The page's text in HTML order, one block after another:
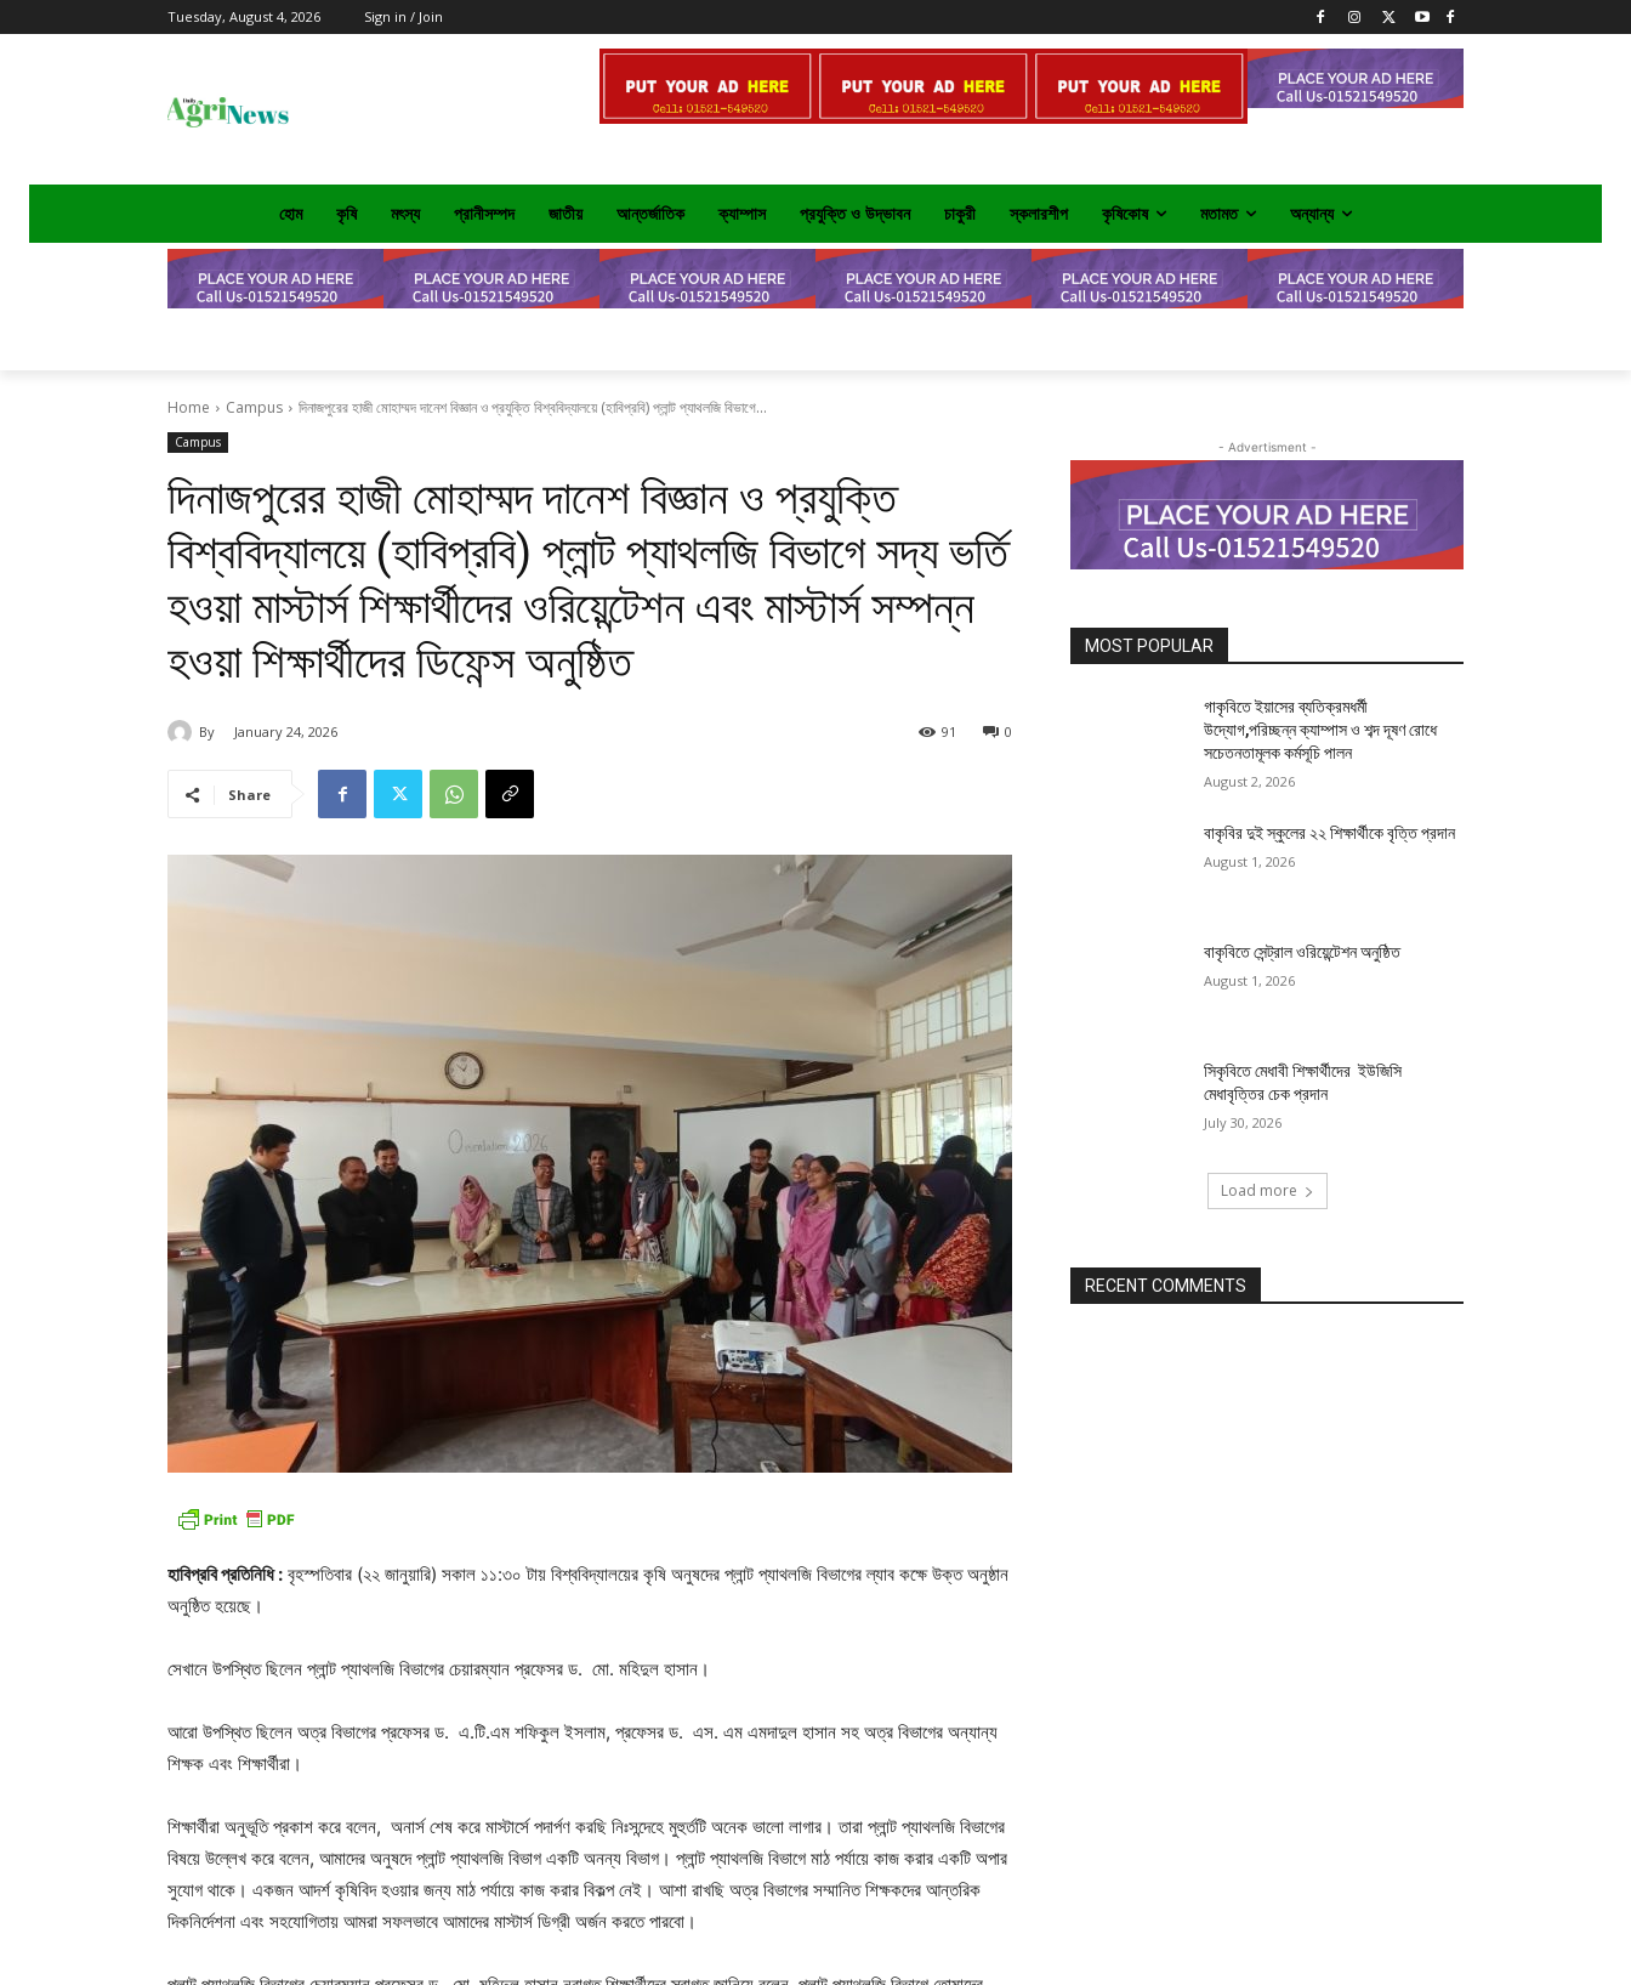
Tuesday, August 4, 2026 Sign in / Join
হোম কৃষি মৎস্য প্রানীসম্পদ জাতীয় আন্তর্জাতিক ক্যাম্পাস প্রযুক্তি ও উদ্ভাবন চাকুরী স্কলারশীপ কৃষিকোষ মতামত অন্যান্য
Home Campus দিনাজপুরের হাজী মোহাম্মদ দানেশ বিজ্ঞান ও প্রযুক্তি বিশ্ববিদ্যালয়ে (হাবিপ্রবি) প্লান্ট প্যাথলজি বিভাগে...
Campus
দিনাজপুরের হাজী মোহাম্মদ দানেশ বিজ্ঞান ও প্রযুক্তি
বিশ্ববিদ্যালয়ে (হাবিপ্রবি) প্লান্ট প্যাথলজি বিভাগে সদ্য ভর্তি
হওয়া মাস্টার্স শিক্ষার্থীদের ওরিয়েন্টেশন এবং মাস্টার্স সম্পন্ন
হওয়া শিক্ষার্থীদের ডিফেন্স অনুষ্ঠিত
By January 24, 2026 0
91
Share
হাবিপ্রবি প্রতিনিধি : বৃহস্পতিবার (২২ জানুয়ারি) সকাল ১১:৩০ টায় বিশ্ববিদ্যালয়ের কৃষি অনুষদের প্লান্ট প্যাথলজি বিভাগের ল্যাব কক্ষে উক্ত অনুষ্ঠান
অনুষ্ঠিত হয়েছে।
সেখানে উপস্থিত ছিলেন প্লান্ট প্যাথলজি বিভাগের চেয়ারম্যান প্রফেসর ড. মো. মহিদুল হাসান।
আরো উপস্থিত ছিলেন অত্র বিভাগের প্রফেসর ড. এ.টি.এম শফিকুল ইসলাম, প্রফেসর ড. এস. এম এমদাদুল হাসান সহ অত্র বিভাগের অন্যান্য
শিক্ষক এবং শিক্ষার্থীরা।
শিক্ষার্থীরা অনুভূতি প্রকাশ করে বলেন, অনার্স শেষ করে মাস্টার্সে পদার্পণ করছি নিঃসন্দেহে মুহুর্তটি অনেক ভালো লাগার। তারা প্লান্ট প্যাথলজি বিভাগের
বিষয়ে উল্লেখ করে বলেন, আমাদের অনুষদে প্লান্ট প্যাথলজি বিভাগ একটি অনন্য বিভাগ। প্লান্ট প্যাথলজি বিভাগে মাঠ পর্যায়ে কাজ করার একটি অপার
সুযোগ থাকে। একজন আদর্শ কৃষিবিদ হওয়ার জন্য মাঠ পর্যায়ে কাজ করার বিকল্প নেই। আশা রাখছি অত্র বিভাগের সম্মানিত শিক্ষকদের আন্তরিক
দিকনির্দেশনা এবং সহযোগিতায় আমরা সফলভাবে আমাদের মাস্টার্স ডিগ্রী অর্জন করতে পারবো।
- Advertisment -
MOST POPULAR
গাকৃবিতে ইয়াসের ব্যতিক্রমধর্মী
উদ্যোগ,পরিচ্ছন্ন ক্যাম্পাস ও শব্দ দূষণ রোধে
সচেতনতামূলক কর্মসূচি পালন
August 2, 2026
বাকৃবির দুই স্কুলের ২২ শিক্ষার্থীকে বৃত্তি প্রদান
August 1, 2026
বাকৃবিতে সেন্ট্রাল ওরিয়েন্টেশন অনুষ্ঠিত
August 1, 2026
সিকৃবিতে মেধাবী শিক্ষার্থীদের ইউজিসি
মেধাবৃত্তির চেক প্রদান
July 30, 2026
Load more
RECENT COMMENTS